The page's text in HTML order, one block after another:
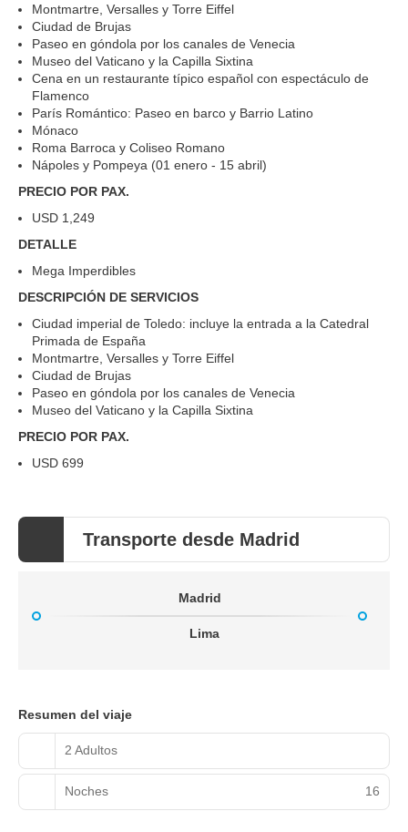
Montmartre, Versalles y Torre Eiffel
Ciudad de Brujas
Paseo en góndola por los canales de Venecia
Museo del Vaticano y la Capilla Sixtina
Cena en un restaurante típico español con espectáculo de
Flamenco
París Romántico: Paseo en barco y Barrio Latino
Mónaco
Roma Barroca y Coliseo Romano
Nápoles y Pompeya (01 enero - 15 abril)
PRECIO POR PAX.
USD 1,249
DETALLE
Mega Imperdibles
DESCRIPCIÓN DE SERVICIOS
Ciudad imperial de Toledo: incluye la entrada a la Catedral
Primada de España
Montmartre, Versalles y Torre Eiffel
Ciudad de Brujas
Paseo en góndola por los canales de Venecia
Museo del Vaticano y la Capilla Sixtina
PRECIO POR PAX.
USD 699
Transporte desde Madrid
Madrid
Lima
Resumen del viaje
2 Adultos
Noches 16